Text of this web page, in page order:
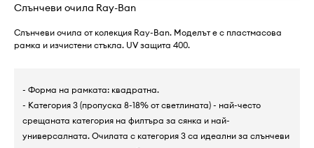
Слънчеви очила Ray-Ban
Слънчеви очила от колекция Ray-Ban. Моделът е с пластмасова
рамка и изчистени стъкла. UV защита 400.
- Форма на рамката: квадратна.
- Категория 3 (пропуска 8-18% от светлината) - най-често
срещаната категория на филтъра за сянка и най-
универсалната. Очилата с категория 3 са идеални за слънчеви